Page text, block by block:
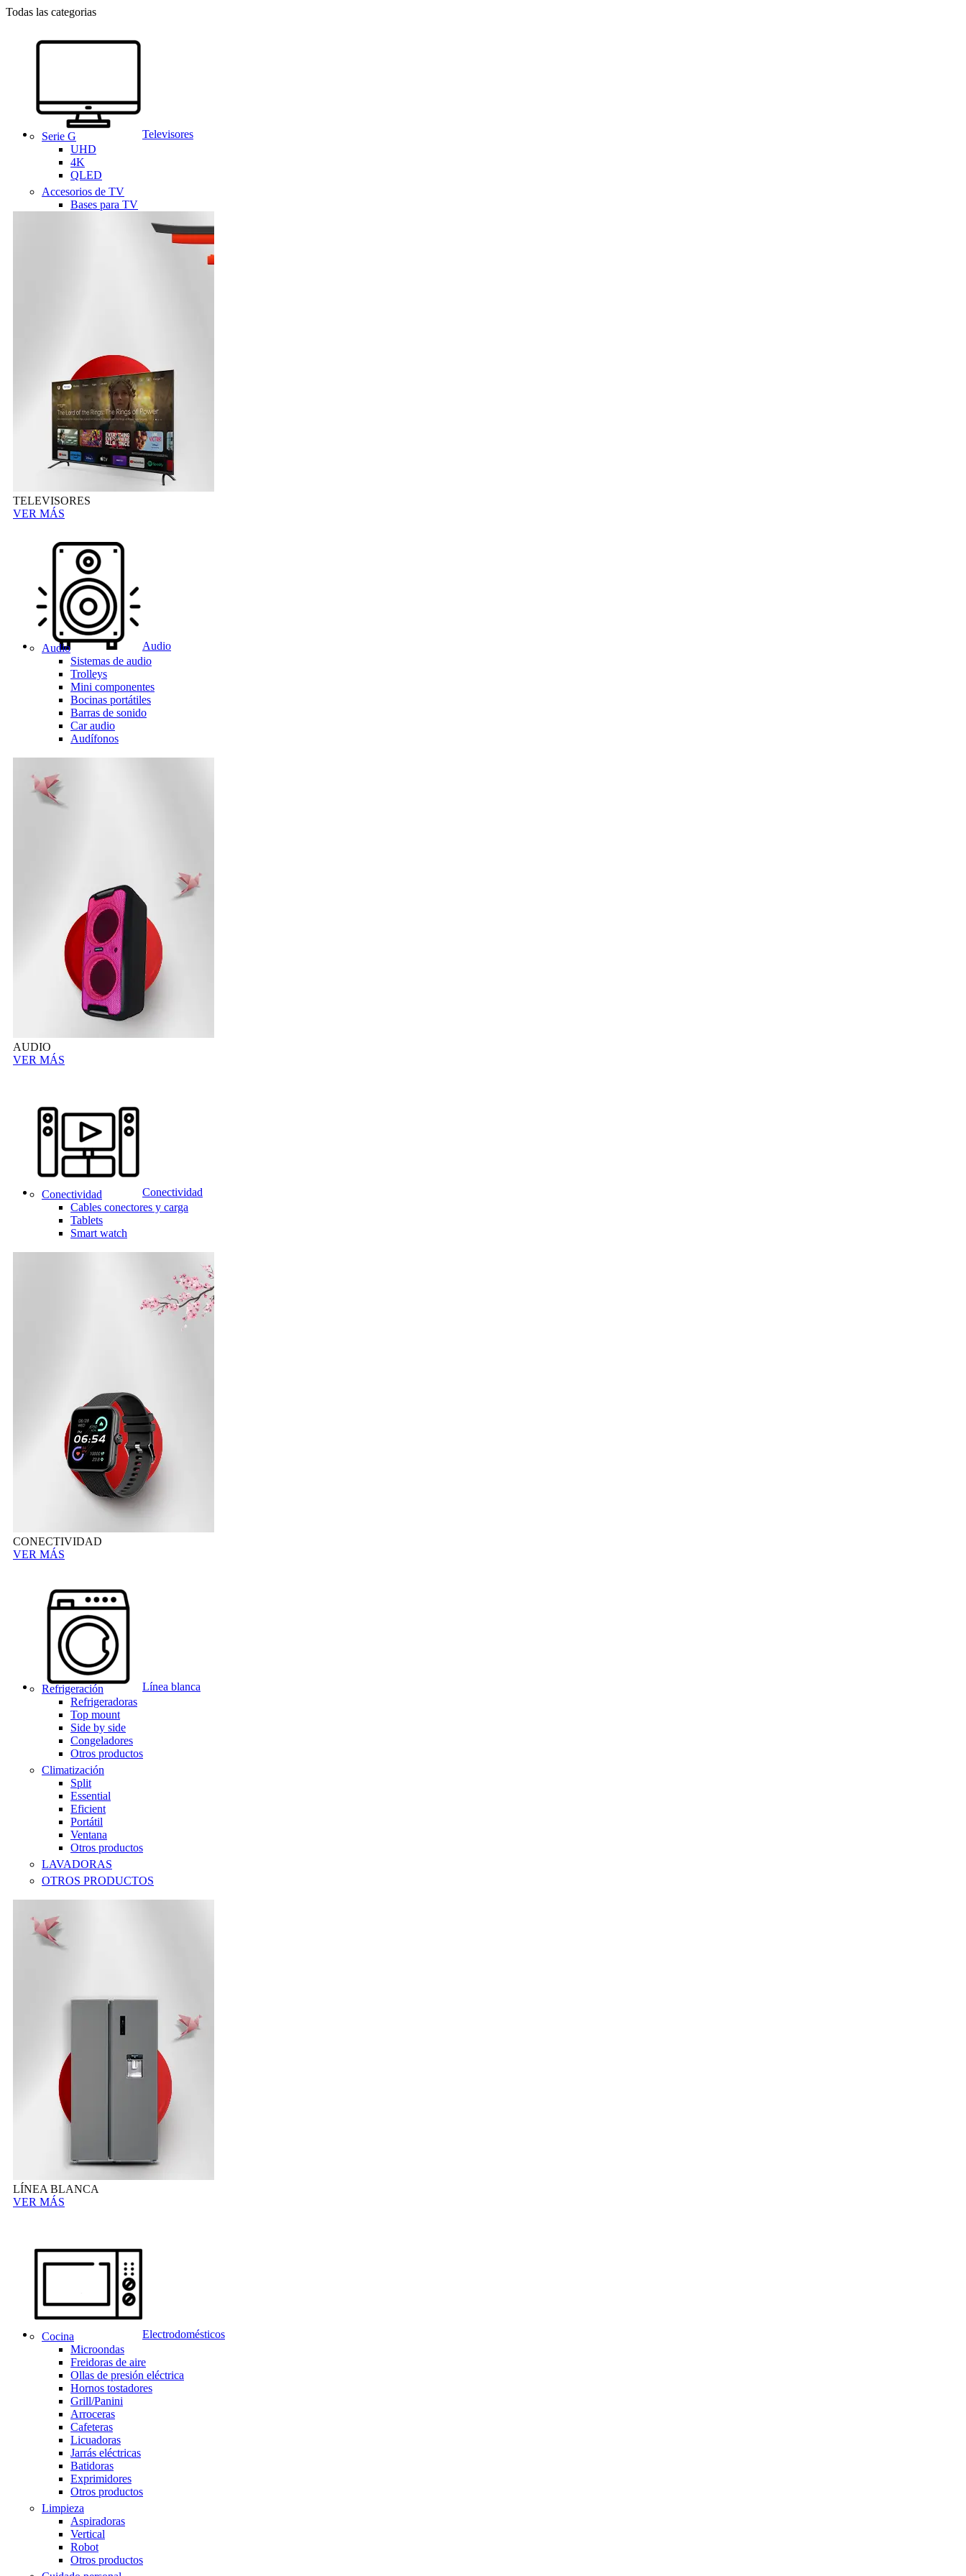
Todas las categorias
Televisores
Serie G
UHD
4K
QLED
Accesorios de TV
Bases para TV
TELEVISORES
VER MÁS
Audio
Audio
Sistemas de audio
Trolleys
Mini componentes
Bocinas portátiles
Barras de sonido
Car audio
Audífonos
AUDIO
VER MÁS
Conectividad
Conectividad
Cables conectores y carga
Tablets
Smart watch
CONECTIVIDAD
VER MÁS
Línea blanca
Refrigeración
Refrigeradoras
Top mount
Side by side
Congeladores
Otros productos
Climatización
Split
Essential
Eficient
Portátil
Ventana
Otros productos
LAVADORAS
OTROS PRODUCTOS
LÍNEA BLANCA
VER MÁS
Electrodomésticos
Cocina
Microondas
Freidoras de aire
Ollas de presión eléctrica
Hornos tostadores
Grill/Panini
Arroceras
Cafeteras
Licuadoras
Jarrás eléctricas
Batidoras
Exprimidores
Otros productos
Limpieza
Aspiradoras
Vertical
Robot
Otros productos